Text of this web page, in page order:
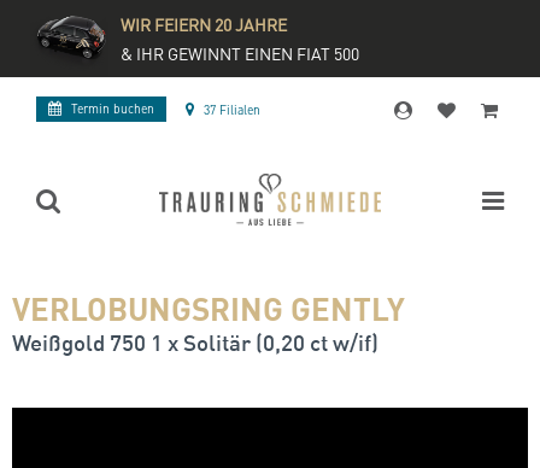
WIR FEIERN 20 JAHRE
& IHR GEWINNT EINEN FIAT 500
Termin buchen 37 Filialen
VERLOBUNGSRING GENTLY
Weißgold 750 1 x Solitär (0,20 ct w/if)